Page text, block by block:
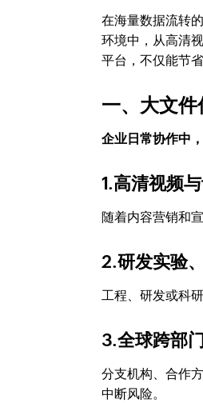
在海量数据流转
环境中，从高清
平台，不仅能节
一、大文件
企业日常协作中
1.高清视频
随着内容营销和
2.研发实验
工程、研发或科
3.全球跨部
分支机构、合作
中断风险。